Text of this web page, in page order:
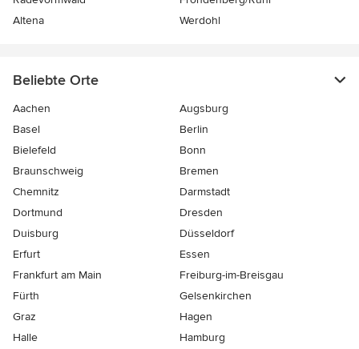
Altena
Werdohl
Beliebte Orte
Aachen
Augsburg
Basel
Berlin
Bielefeld
Bonn
Braunschweig
Bremen
Chemnitz
Darmstadt
Dortmund
Dresden
Duisburg
Düsseldorf
Erfurt
Essen
Frankfurt am Main
Freiburg-im-Breisgau
Fürth
Gelsenkirchen
Graz
Hagen
Halle
Hamburg